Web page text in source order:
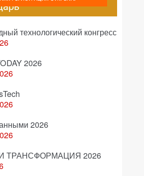
технологический конгресс
2026
2026
ТРАНСФОРМАЦИЯ 2026